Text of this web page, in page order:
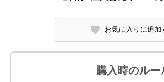
お気に入りに追加
購入時のルー